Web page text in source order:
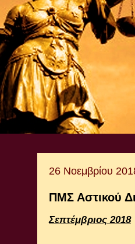
26 Νοεμβρίου
ΠΜΣ Αστικού
Σεπτέμβριος 2018